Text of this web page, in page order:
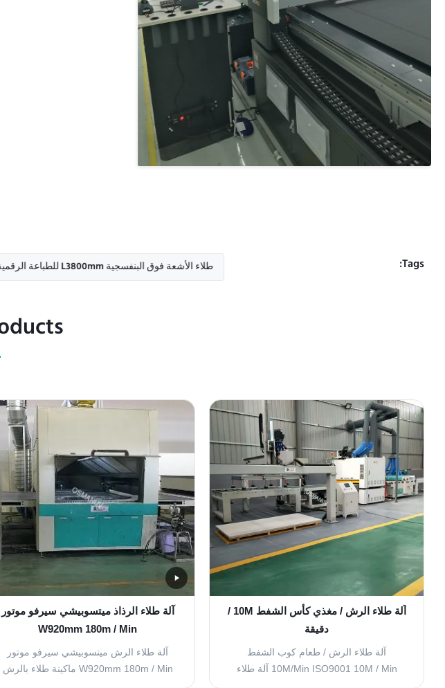
Tags: طلاء الأشعة فوق البنفسجية L3800mm للطباعة الرقمية
آلة طلاء الرش / مغذي كأس الشفط 10M /
دقيقة
آلة طلاء الرش / طعام كوب الشفط
10M/Min ISO9001 10M / Min آلة طلاء
آلة طلاء الرذاذ ميتسوبيشي سيرفو موتور
W920mm 180m / Min
آلة طلاء الرش ميتسوبيشي سيرفو موتور
W920mm 180m / Min ماكينة طلاء بالرش